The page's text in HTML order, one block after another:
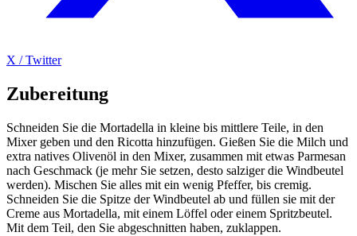
X / Twitter
Zubereitung
Schneiden Sie die Mortadella in kleine bis mittlere Teile, in den
Mixer geben und den Ricotta hinzufügen. Gießen Sie die Milch und
extra natives Olivenöl in den Mixer, zusammen mit etwas Parmesan
nach Geschmack (je mehr Sie setzen, desto salziger die Windbeutel
werden). Mischen Sie alles mit ein wenig Pfeffer, bis cremig.
Schneiden Sie die Spitze der Windbeutel ab und füllen sie mit der
Creme aus Mortadella, mit einem Löffel oder einem Spritzbeutel.
Mit dem Teil, den Sie abgeschnitten haben, zuklappen.